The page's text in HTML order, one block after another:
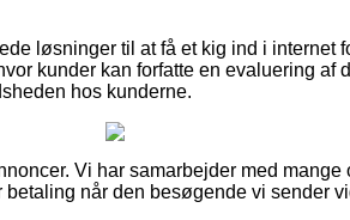
løsninger til at få et kig ind i internet
kunder kan forfatte en evaluering af
hos kunderne.
Vi har samarbejder med mange
når den besøgende vi sender